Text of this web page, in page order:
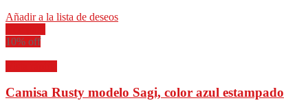
Añadir a la lista de deseos
10% off
Camisa Rusty modelo Sagi, color azul estampado